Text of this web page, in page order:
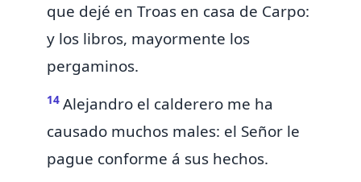
que dejé en Troas en casa de Carpo:
y los libros, mayormente los
pergaminos.
14 Alejandro el calderero me ha
causado muchos males: el Señor le
pague conforme á sus hechos.